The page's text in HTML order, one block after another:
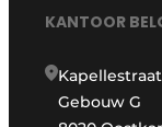
KANTOOR
Kapellestraat
Gebouw G